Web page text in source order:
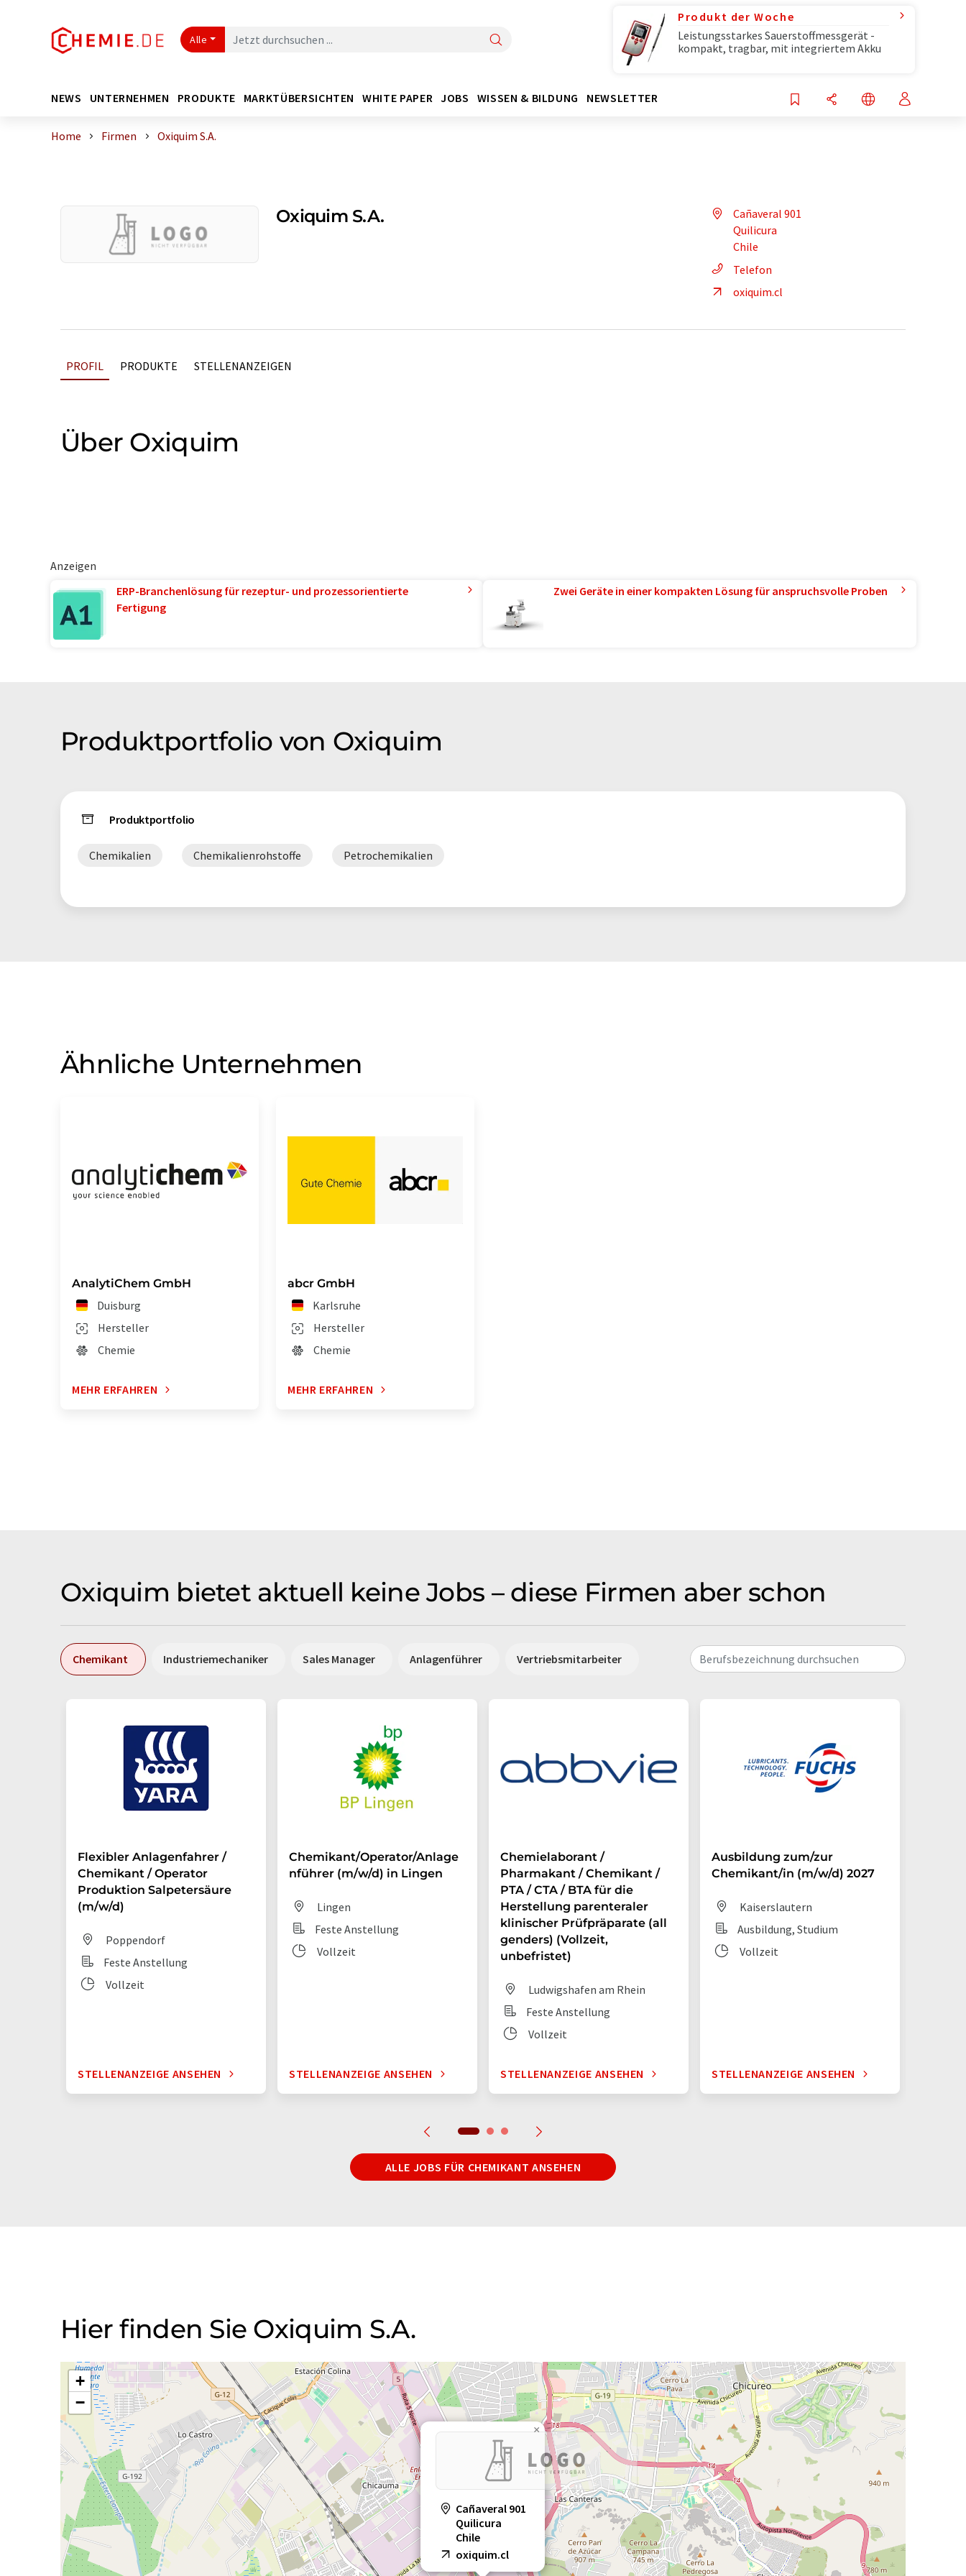
Alle
Produkt der Woche
Leistungsstarkes Sauerstoffmessgerät -
kompakt, tragbar, mit integriertem Akku
NEWS UNTERNEHMEN PRODUKTE MARKTÜBERSICHTEN WHITE PAPER JOBS WISSEN & BILDUNG NEWSLETTER
Home Firmen Oxiquim S.A.
Oxiquim S.A.
Cañaveral 901
Quilicura
Chile
Telefon
oxiquim.cl
PROFIL PRODUKTE STELLENANZEIGEN
Über Oxiquim
Anzeigen
ERP-Branchenlösung für rezeptur- und prozessorientierte
Fertigung
Zwei Geräte in einer kompakten Lösung für anspruchsvolle Proben
Produktportfolio von Oxiquim
Produktportfolio
Chemikalien Chemikalienrohstoffe Petrochemikalien
Ähnliche Unternehmen
AnalytiChem GmbH
Duisburg
Hersteller
Chemie
MEHR ERFAHREN
abcr GmbH
Karlsruhe
Hersteller
Chemie
MEHR ERFAHREN
Oxiquim bietet aktuell keine Jobs – diese Firmen aber schon
Chemikant Industriemechaniker Sales Manager Anlagenführer Vertriebsmitarbeiter Berufsbezeichnung durchsuchen
Flexibler Anlagenfahrer /
Chemikant / Operator
Produktion Salpetersäure
(m/w/d)
Poppendorf
Feste Anstellung
Vollzeit
STELLENANZEIGE ANSEHEN
Chemikant/Operator/Anlage
nführer (m/w/d) in Lingen
Lingen
Feste Anstellung
Vollzeit
STELLENANZEIGE ANSEHEN
Chemielaborant /
Pharmakant / Chemikant /
PTA / CTA / BTA für die
Herstellung parenteraler
klinischer Prüfpräparate (all
genders) (Vollzeit,
unbefristet)
Ludwigshafen am Rhein
Feste Anstellung
Vollzeit
STELLENANZEIGE ANSEHEN
Ausbildung zum/zur
Chemikant/in (m/w/d) 2027
Kaiserslautern
Ausbildung, Studium
Vollzeit
STELLENANZEIGE ANSEHEN
ALLE JOBS FÜR CHEMIKANT ANSEHEN
Hier finden Sie Oxiquim S.A.
Cañaveral 901
Quilicura
Chile
oxiquim.cl
×
+
−